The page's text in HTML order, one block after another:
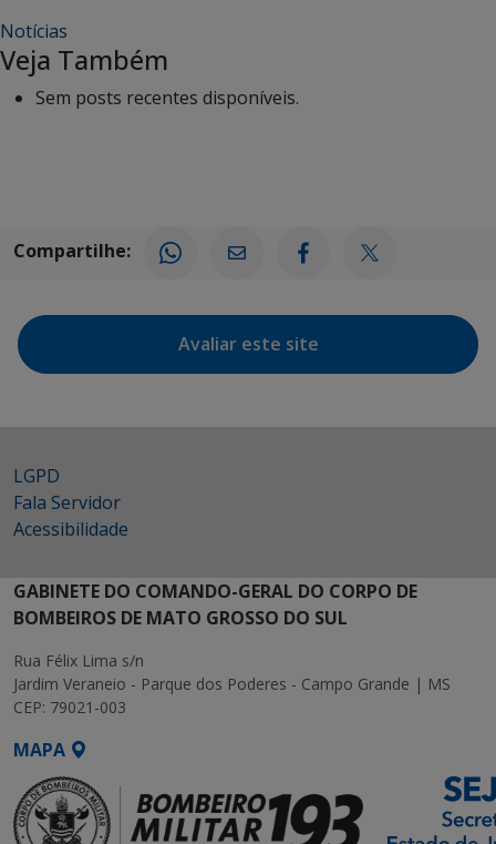
Notícias
Veja Também
Sem posts recentes disponíveis.
Compartilhe:
Avaliar este site
LGPD
Fala Servidor
Acessibilidade
GABINETE DO COMANDO-GERAL DO CORPO DE
BOMBEIROS DE MATO GROSSO DO SUL
Rua Félix Lima s/n
Jardim Veraneio - Parque dos Poderes - Campo Grande | MS
CEP: 79021-003
MAPA